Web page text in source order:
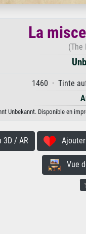
La
(The
1460 · Tinte
Unbekannt. Disponible en
3D / AR
Vue